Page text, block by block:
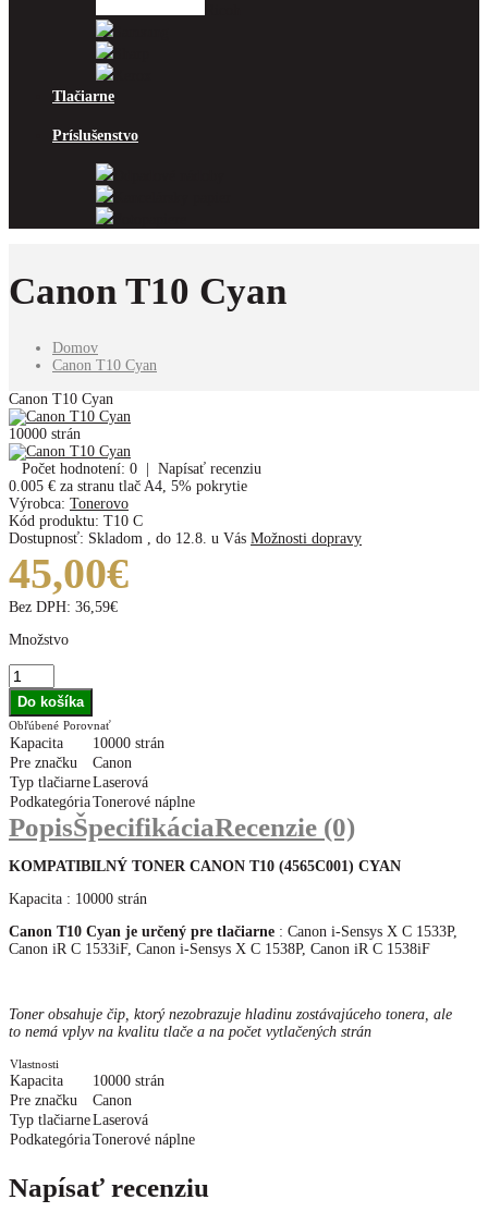
Tlačiarne
Príslušenstvo
Canon T10 Cyan
Domov
Canon T10 Cyan
Canon T10 Cyan
10000 strán
Počet hodnotení: 0
Napísať recenziu
0.005 € za stranu tlač A4, 5% pokrytie
Výrobca: Tonerovo
Kód produktu: T10 C
Dostupnosť: Skladom do 12.8. u Vás Možnosti dopravy
45,00€
Bez DPH: 36,59€
Množstvo
Obľúbené Porovnať
Kapacita
10000 strán
Pre značku
Canon
Typ tlačiarneLaserová
PodkategóriaTonerové náplne
PopisŠpecifikáciaRecenzie (0)
KOMPATIBILNÝ TONER CANON T10 (4565C001) CYAN
Kapacita : 10000 strán
Canon T10 Cyan je určený pre tlačiarne : Canon i-Sensys X C 1533P,
Canon iR C 1533iF, Canon i-Sensys X C 1538P, Canon iR C 1538iF
Toner obsahuje čip, ktorý nezobrazuje hladinu zostávajúceho tonera, ale
to nemá vplyv na kvalitu tlače a na počet vytlačených strán
Vlastnosti
Kapacita
10000 strán
Pre značku
Canon
Typ tlačiarneLaserová
PodkategóriaTonerové náplne
Napísať recenziu